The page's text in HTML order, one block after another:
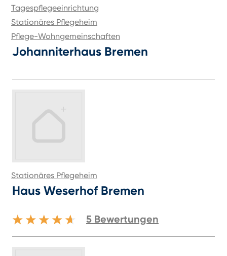
Tagespflegeeinrichtung
Stationäres Pflegeheim
Pflege-Wohngemeinschaften
Johanniterhaus Bremen
Stationäres Pflegeheim
Haus Weserhof Bremen
5 Bewertungen